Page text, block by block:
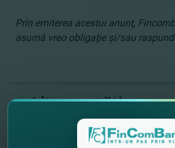
Prin emiterea acestui anunţ,
asumă vreo obligaţie şi/sau
// Alte noutăţi